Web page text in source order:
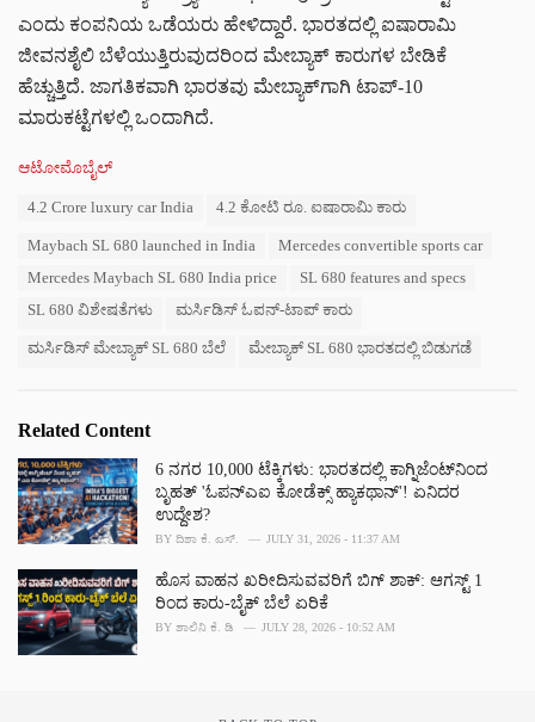
ಎಂದು ಕಂಪನಿಯ ಒಡೆಯರು ಹೇಳಿದ್ದಾರೆ. ಭಾರತದಲ್ಲಿ ಐಷಾರಾಮಿ
ಜೀವನಶೈಲಿ ಬೆಳೆಯುತ್ತಿರುವುದರಿಂದ ಮೇಬ್ಯಾಕ್ ಕಾರುಗಳ ಬೇಡಿಕೆ
ಹೆಚ್ಚುತ್ತಿದೆ. ಜಾಗತಿಕವಾಗಿ ಭಾರತವು ಮೇಬ್ಯಾಕ್‌ಗಾಗಿ ಟಾಪ್-10
ಮಾರುಕಟ್ಟೆಗಳಲ್ಲಿ ಒಂದಾಗಿದೆ.
C
ಆಟೋಮೊಬೈಲ್
4.2 Crore luxury car India 4.2 ಕೋಟಿ ರೂ. ಐಷಾರಾಮಿ ಕಾರು
Maybach SL 680 launched in India
Mercedes convertible sports car
Mercedes Maybach SL 680 India price
SL 680 features and specs
SL 680 ವಿಶೇಷತೆಗಳು
ಮರ್ಸಿಡಿಸ್ ಓಪನ್-ಟಾಪ್ ಕಾರು
ಮರ್ಸಿಡಿಸ್ ಮೇಬ್ಯಾಕ್ SL 680 ಬೆಲೆ ಮೇಬ್ಯಾಕ್ SL 680 ಭಾರತದಲ್ಲಿ ಬಿಡುಗಡೆ
Related Content
6 ನಗರ 10,000 ಟೆಕ್ಕಿಗಳು: ಭಾರತದಲ್ಲಿ ಕಾಗ್ನಿಜೆಂಟ್‌ನಿಂದ
ಬೃಹತ್ 'ಓಪನ್‌ಎಐ ಕೋಡೆಕ್ಸ್‌ ಹ್ಯಾಕಥಾನ್'! ಏನಿದರ
ಉದ್ದೇಶ?
BY ದಿಶಾ ಕೆ. ಎಸ್. JULY 31, 2026 - 11:37 AM
ಹೊಸ ವಾಹನ ಖರೀದಿಸುವವರಿಗೆ ಬಿಗ್ ಶಾಕ್‌: ಆಗಸ್ಟ್ 1
ರಿಂದ ಕಾರು-ಬೈಕ್ ಬೆಲೆ ಏರಿಕೆ
BY ಶಾಲಿನಿ ಕೆ. ಡಿ JULY 28, 2026 - 10:52 AM